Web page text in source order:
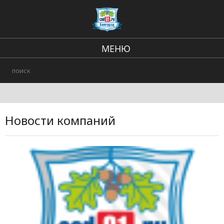
МЕНЮ
Городские события
Новости компаний